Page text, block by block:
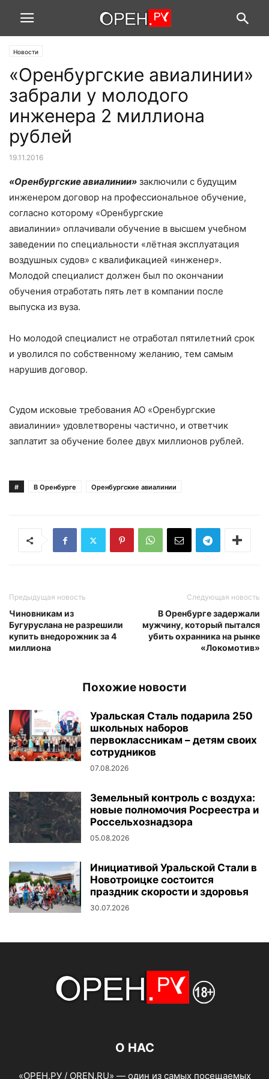
Новости
«Оренбургские авиалинии»
забрали у молодого
инженера 2 миллиона
рублей
19.11.2016
«Оренбургские авиалинии» заключили с будущим
инженером договор на профессиональное обучение,
согласно которому «Оренбургские
авиалинии» оплачивали обучение в высшем учебном
заведении по специальности «лётная эксплуатация
воздушных судов» с квалификацией «инженер».
Молодой специалист должен был по окончании
обучения отработать пять лет в компании после
выпуска из вуза.
Но молодой специалист не отработал пятилетний срок
и уволился по собственному желанию, тем самым
нарушив договор.
Судом исковые требования АО «Оренбургские
авиалинии» удовлетворены частично, и ответчик
заплатит за обучение более двух миллионов рублей.
# В Оренбурге Оренбургские авиалинии
Предыдущая новость
Чиновникам из
Бугуруслана не разрешили
купить внедорожник за 4
миллиона
Следующая новость
В Оренбурге задержали
мужчину, который пытался
убить охранника на рынке
«Локомотив»
Похожие новости
Уральская Сталь подарила 250
школьных наборов
первоклассникам – детям своих
сотрудников
07.08.2026
Земельный контроль с воздуха:
новые полномочия Росреестра и
Россельхознадзора
05.08.2026
Инициативой Уральской Стали в
Новотроицке состоится
праздник скорости и здоровья
30.07.2026
О НАС
«ОРЕН.РУ / OREN.RU» — один из самых посещаемых